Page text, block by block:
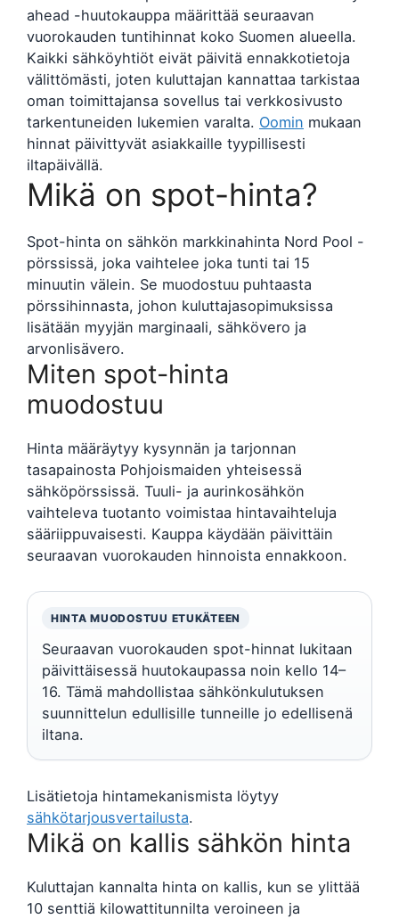
ahead -huutokauppa määrittää seuraavan
vuorokauden tuntihinnat koko Suomen alueella.
Kaikki sähköyhtiöt eivät päivitä ennakkotietoja
välittömästi, joten kuluttajan kannattaa tarkistaa
oman toimittajansa sovellus tai verkkosivusto
tarkentuneiden lukemien varalta. Oomin mukaan
hinnat päivittyvät asiakkaille tyypillisesti
iltapäivällä.
Mikä on spot-hinta?
Spot-hinta on sähkön markkinahinta Nord Pool -
pörssissä, joka vaihtelee joka tunti tai 15
minuutin välein. Se muodostuu puhtaasta
pörssihinnasta, johon kuluttajasopimuksissa
lisätään myyjän marginaali, sähkövero ja
arvonlisävero.
Miten spot-hinta
muodostuu
Hinta määräytyy kysynnän ja tarjonnan
tasapainosta Pohjoismaiden yhteisessä
sähköpörssissä. Tuuli- ja aurinkosähkön
vaihteleva tuotanto voimistaa hintavaihteluja
sääriippuvaisesti. Kauppa käydään päivittäin
seuraavan vuorokauden hinnoista ennakkoon.
HINTA MUODOSTUU ETUKÄTEEN
Seuraavan vuorokauden spot-hinnat lukitaan
päivittäisessä huutokaupassa noin kello 14–
16. Tämä mahdollistaa sähkönkulutuksen
suunnittelun edullisille tunneille jo edellisenä
iltana.
Lisätietoja hintamekanismista löytyy
sähkötarjousvertailusta.
Mikä on kallis sähkön hinta
Kuluttajan kannalta hinta on kallis, kun se ylittää
10 senttiä kilowattitunnilta veroineen ja